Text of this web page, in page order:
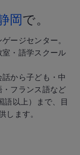
岡で。
ージセンター。
・語学スクール
から子ども・中
フランス語など
以上）まで、目
します。